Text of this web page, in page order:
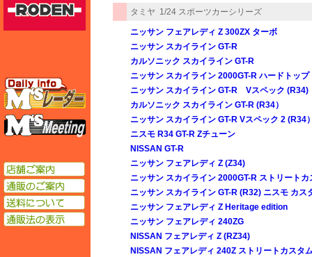
タミヤ 1/24 スポーツカーシリーズ
ニッサン フェアレディ Z 300ZX ターボ
ニッサン スカイライン GT-R
カルソニック スカイライン GT-R
ニッサン スカイライン 2000GT-R ハードトップ
ニッサン スカイライン GT-R Vスペック (R34)
カルソニック スカイライン GT-R (R34）
ニッサン スカイライン GT-R Vスペック 2 (R34
ニスモ R34 GT-R Zチューン
NISSAN GT-R
ニッサン フェアレディ Z (Z34)
ニッサン スカイライン 2000GT-R ストリートカ
ニッサン スカイライン GT-R (R32) ニスモ カス
ニッサン フェアレディ Z Heritage edition
ニッサン フェアレディ 240ZG
NISSAN フェアレディ Z (RZ34)
NISSAN フェアレディ 240Z ストリートカスタ
エムズレーダー
エムズミーティング
通販法の表示